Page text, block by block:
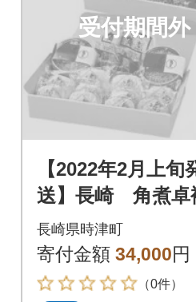
受付期間外
【2022年2月上旬
送】長崎 角煮卓
(しっぽく)詰合せ
長崎県時津町
寄付金額 34,000円
（0件）